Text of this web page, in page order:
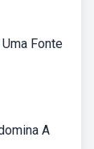
Fonte
A